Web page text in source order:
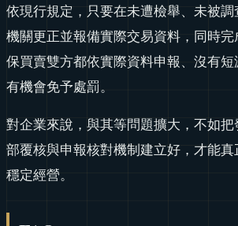
依現行規定，只要在未遭檢舉、未被
機關更正並報備實際交易資料，同時
保買賣雙方都依實際資料申報、沒有
有機會免予處罰。
對企業來說，與其等問題擴大，不如
部覆核與申報核對機制建立好，才能真
穩定經營。